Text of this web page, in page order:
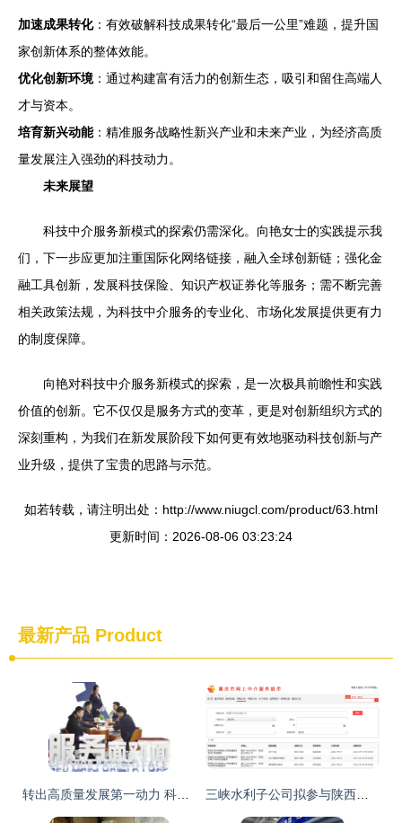
加速成果转化：有效破解科技成果转化“最后一公里”难题，提升国
家创新体系的整体效能。
优化创新环境：通过构建富有活力的创新生态，吸引和留住高端人
才与资本。
培育新兴动能：精准服务战略性新兴产业和未来产业，为经济高质
量发展注入强劲的科技动力。
未来展望
科技中介服务新模式的探索仍需深化。向艳女士的实践提示我
们，下一步应更加注重国际化网络链接，融入全球创新链；强化金
融工具创新，发展科技保险、知识产权证券化等服务；需不断完善
相关政策法规，为科技中介服务的专业化、市场化发展提供更有力
的制度保障。
向艳对科技中介服务新模式的探索，是一次极具前瞻性和实践
价值的创新。它不仅仅是服务方式的变革，更是对创新组织方式的
深刻重构，为我们在新发展阶段下如何更有效地驱动科技创新与产
业升级，提供了宝贵的思路与示范。
如若转载，请注明出处：http://www.niugcl.com/product/63.html
更新时间：2026-08-06 03:23:24
最新产品 Product